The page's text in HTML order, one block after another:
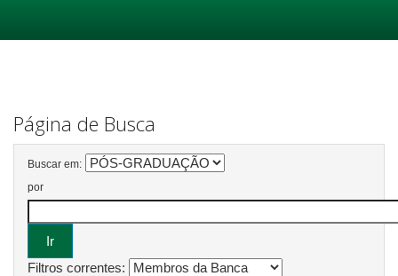
Página de Busca
Buscar em:
por
Filtros correntes: